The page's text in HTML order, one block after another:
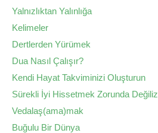
Yalnızlıktan Yalınlığa
Kelimeler
Dertlerden Yürümek
Dua Nasıl Çalışır?
Kendi Hayat Takviminizi Oluşturun
Sürekli İyi Hissetmek Zorunda Değiliz
Vedalaş(ama)mak
Buğulu Bir Dünya